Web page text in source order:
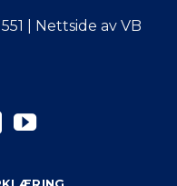
| Nettside av VB